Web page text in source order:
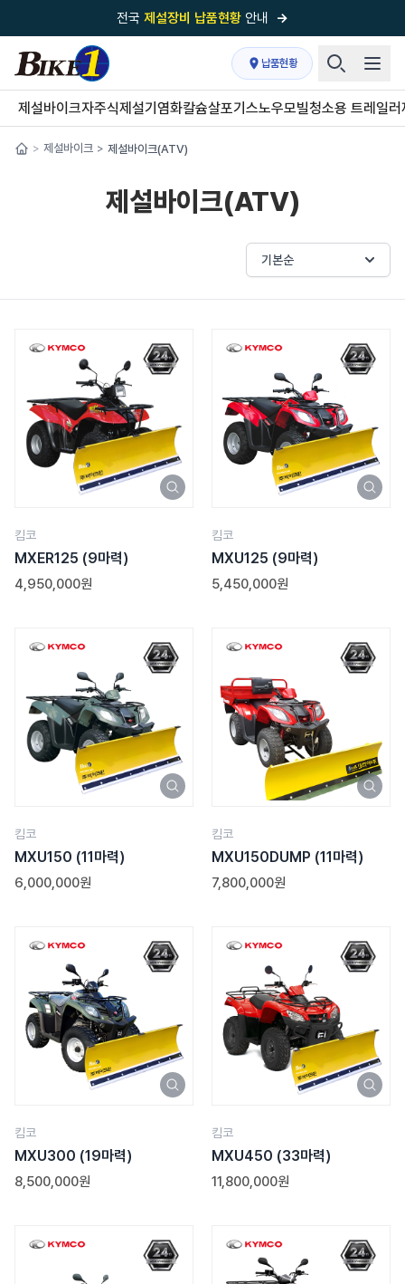
전국 제설장비 납품현황 안내 →
국내 1위 제설장비 제작 전문업체 (주)바이크원
제설 현장의 정답!다목적 차량의 표준!
전국제설장비 납품현황안내→
전국이 선택한 제설·다목적 장비 전문기업
납품현황
제설바이크자주식제설기 염화칼슘살포기 스노우모빌청소용 트레일러
> 제설바이크 > 제설바이크(ATV)
제설바이크(ATV)
기본순
킴코
MXER125 (9마력)
4,950,000원
킴코
MXU125 (9마력)
5,450,000원
킴코
MXU150 (11마력)
6,000,000원
킴코
MXU150DUMP (11마력)
7,800,000원
킴코
MXU300 (19마력)
8,500,000원
킴코
MXU450 (33마력)
11,800,000원